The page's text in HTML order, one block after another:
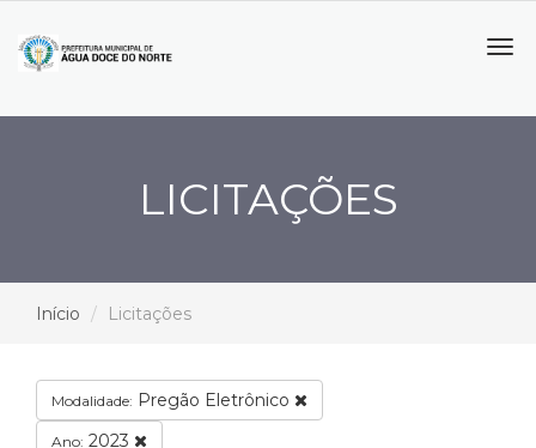
LICITAÇÕES
Início Licitações
Modalidade: Pregão Eletrônico
Ano: 2023